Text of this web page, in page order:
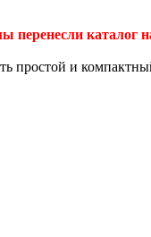
перенесли каталог
простой и